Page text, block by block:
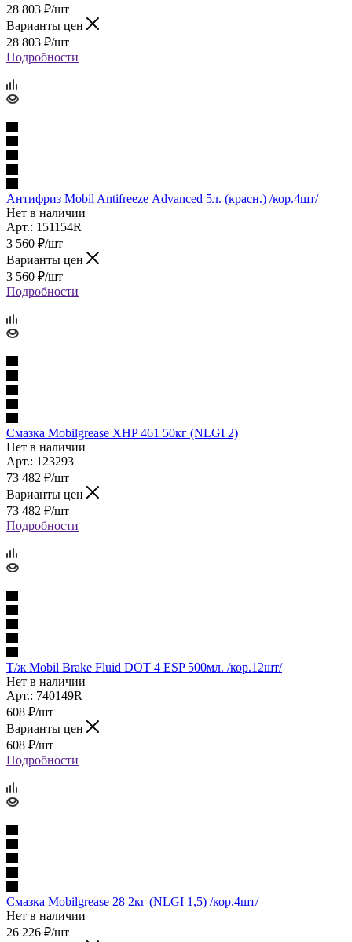
28 803 ₽/шт
Варианты цен
28 803 ₽/шт
Подробности
Антифриз Mobil Antifreezе Advanced 5л. (красн.) /кор.4шт/
Нет в наличии
Арт.: 151154R
3 560 ₽/шт
Варианты цен
3 560 ₽/шт
Подробности
Смазка Mobilgrease ХHP 461 50кг (NLGI 2)
Нет в наличии
Арт.: 123293
73 482 ₽/шт
Варианты цен
73 482 ₽/шт
Подробности
Т/ж Mobil Brake Fluid DOT 4 ESP 500мл. /кор.12шт/
Нет в наличии
Арт.: 740149R
608 ₽/шт
Варианты цен
608 ₽/шт
Подробности
Смазка Mobilgrease 28 2кг (NLGI 1,5) /кор.4шт/
Нет в наличии
26 226 ₽/шт